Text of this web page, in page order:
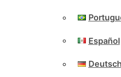
Español